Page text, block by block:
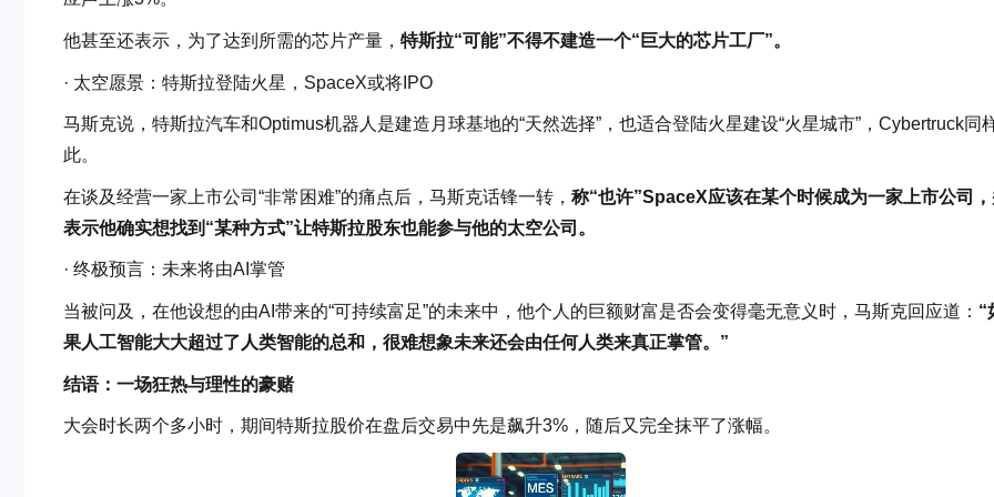
他甚至还表示，为了达到所需的芯片产量， 特斯拉“可能”不得不建造一个“巨大的芯片工厂”。
· 太空愿景：特斯拉登陆火星，SpaceX或将IPO
马斯克说，特斯拉汽车和Optimus机器人是建造月球基地的“天然选择”，也适合登陆火星建设“火星城市”，Cybertruck同
此。
在谈及经营一家上市公司“非常困难”的痛点后，马斯克话锋一转， 称“也许”SpaceX应该在某个时候成为一家上市公司
表示他确实想找到“某种方式”让特斯拉股东也能参与他的太空公司。
· 终极预言：未来将由AI掌管
当被问及，在他设想的由AI带来的“可持续富足”的未来中，他个人的巨额财富是否会变得毫无意义时，马斯克回应道： “
果人工智能大大超过了人类智能的总和，很难想象未来还会由任何人类来真正掌管。”
结语：一场狂热与理性的豪赌
大会时长两个多小时，期间特斯拉股价在盘后交易中先是飙升3%，随后又完全抹平了涨幅。